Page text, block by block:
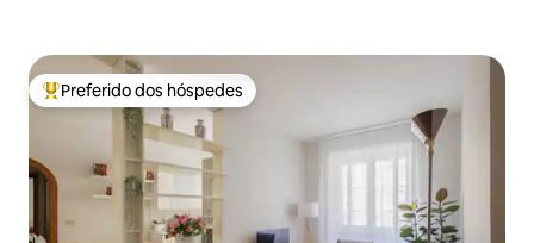
Entre os melhores preferidos dos hóspedes
Preferido dos hóspedes